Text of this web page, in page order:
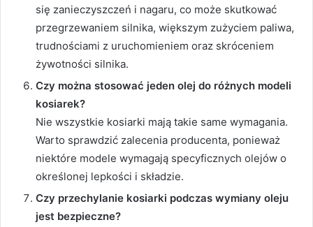
się zanieczyszczeń i nagaru, co może skutkować
przegrzewaniem silnika, większym zużyciem paliwa,
trudnościami z uruchomieniem oraz skróceniem
żywotności silnika.
Czy można stosować jeden olej do różnych modeli
kosiarek?
Nie wszystkie kosiarki mają takie same wymagania.
Warto sprawdzić zalecenia producenta, ponieważ
niektóre modele wymagają specyficznych olejów o
określonej lepkości i składzie.
Czy przechylanie kosiarki podczas wymiany oleju
jest bezpieczne?